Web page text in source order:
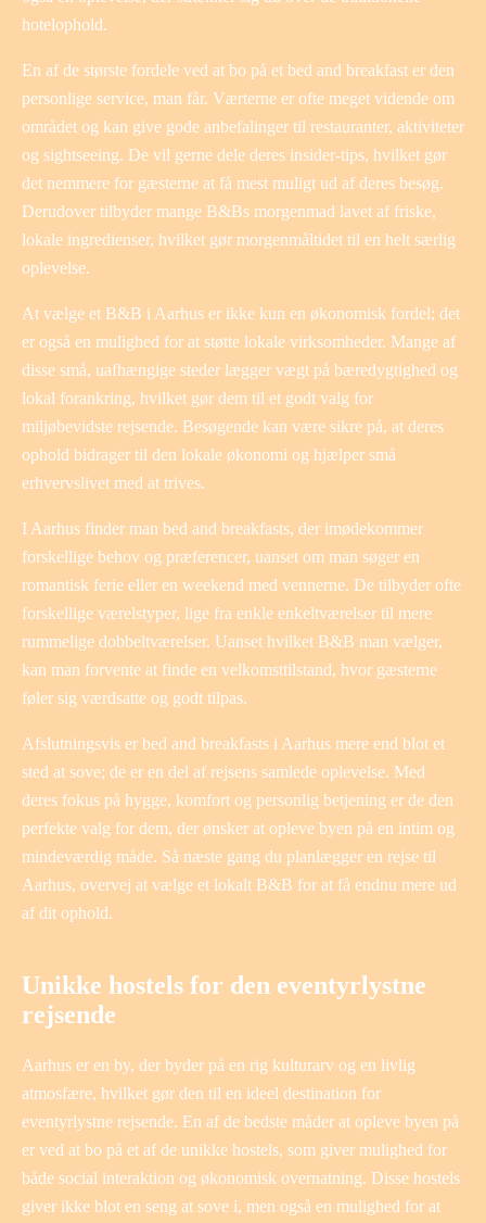
hotelophold.
En af de største fordele ved at bo på et bed and breakfast er den
personlige service, man får. Værterne er ofte meget vidende om
området og kan give gode anbefalinger til restauranter, aktiviteter
og sightseeing. De vil gerne dele deres insider-tips, hvilket gør
det nemmere for gæsterne at få mest muligt ud af deres besøg.
Derudover tilbyder mange B&Bs morgenmad lavet af friske,
lokale ingredienser, hvilket gør morgenmåltidet til en helt særlig
oplevelse.
At vælge et B&B i Aarhus er ikke kun en økonomisk fordel; det
er også en mulighed for at støtte lokale virksomheder. Mange af
disse små, uafhængige steder lægger vægt på bæredygtighed og
lokal forankring, hvilket gør dem til et godt valg for
miljøbevidste rejsende. Besøgende kan være sikre på, at deres
ophold bidrager til den lokale økonomi og hjælper små
erhvervslivet med at trives.
I Aarhus finder man bed and breakfasts, der imødekommer
forskellige behov og præferencer, uanset om man søger en
romantisk ferie eller en weekend med vennerne. De tilbyder ofte
forskellige værelstyper, lige fra enkle enkeltværelser til mere
rummelige dobbeltværelser. Uanset hvilket B&B man vælger,
kan man forvente at finde en velkomsttilstand, hvor gæsterne
føler sig værdsatte og godt tilpas.
Afslutningsvis er bed and breakfasts i Aarhus mere end blot et
sted at sove; de er en del af rejsens samlede oplevelse. Med
deres fokus på hygge, komfort og personlig betjening er de den
perfekte valg for dem, der ønsker at opleve byen på en intim og
mindeværdig måde. Så næste gang du planlægger en rejse til
Aarhus, overvej at vælge et lokalt B&B for at få endnu mere ud
af dit ophold.
Unikke hostels for den eventyrlystne
rejsende
Aarhus er en by, der byder på en rig kulturarv og en livlig
atmosfære, hvilket gør den til en ideel destination for
eventyrlystne rejsende. En af de bedste måder at opleve byen på
er ved at bo på et af de unikke hostels, som giver mulighed for
både social interaktion og økonomisk overnatning. Disse hostels
giver ikke blot en seng at sove i, men også en mulighed for at